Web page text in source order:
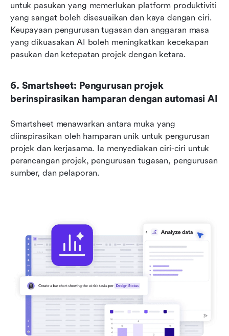
untuk pasukan yang memerlukan platform produktiviti
yang sangat boleh disesuaikan dan kaya dengan ciri.
Keupayaan pengurusan tugasan dan anggaran masa
yang dikuasakan AI boleh meningkatkan kecekapan
pasukan dan ketepatan projek dengan ketara.
6. Smartsheet: Pengurusan projek
berinspirasikan hamparan dengan automasi AI
Smartsheet menawarkan antara muka yang
diinspirasikan oleh hamparan unik untuk pengurusan
projek dan kerjasama. Ia menyediakan ciri-ciri untuk
perancangan projek, pengurusan tugasan, pengurusan
sumber, dan pelaporan.